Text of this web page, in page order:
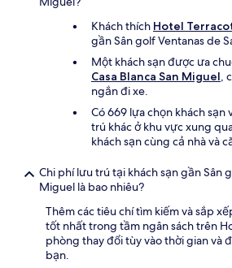
Khách thích Hotel
gần Sân golf Ventanas de
Một khách sạn được ưa
Casa Blanca San Miguel,
ngắn đi xe.
Có 669 lựa chọn khách sạn
trú khác ở khu vực xung
khách sạn cùng cả nhà và
Chi phí lưu trú tại khách sạn gần Sân
Miguel là bao nhiêu?
Thêm các tiêu chí tìm kiếm và sắp
tốt nhất trong tầm ngân sách trên
phòng thay đổi tùy vào thời gian và
bạn.